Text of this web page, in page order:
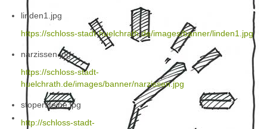
linden1.jpg
https://schloss-stadt-huelchrath.de/images/banner/linden1.jpg
narzissen.jpg
https://schloss-stadt-
huelchrath.de/images/banner/narzissen.jpg
stopersteine.jpg
http://schloss-stadt-